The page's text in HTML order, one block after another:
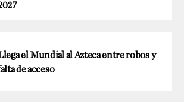
el Mundial al Azteca entre robos y
de acceso